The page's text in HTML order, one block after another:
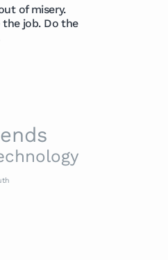
of misery.
the job. Do the